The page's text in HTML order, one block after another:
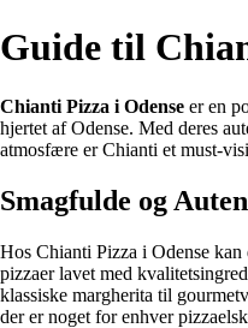
Guide til
Chianti Pizza i Odense er en
hjertet af Odense. Med deres
atmosfære er Chianti et must-
Smagfulde og
Hos Chianti Pizza i Odense
pizzaer lavet med
klassiske margherita til
der er noget for enhver